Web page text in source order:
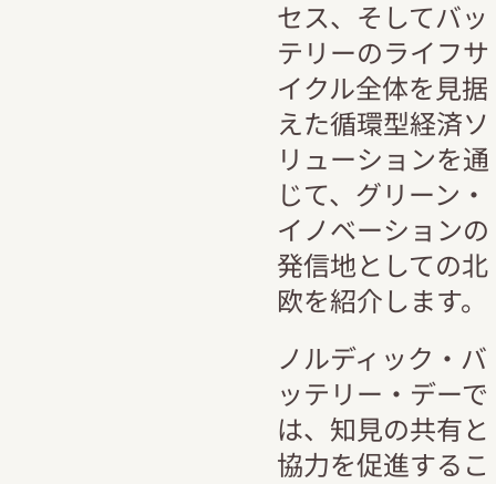
セス、そしてバッ
テリーのライフサ
イクル全体を見据
えた循環型経済ソ
リューションを通
じて、グリーン・
イノベーションの
発信地としての北
欧を紹介します。
ノルディック・バ
ッテリー・デーで
は、知見の共有と
協力を促進するこ